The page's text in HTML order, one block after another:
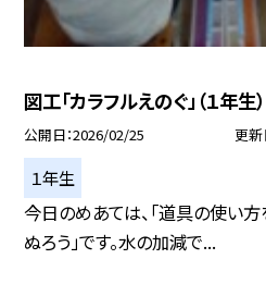
図工「カラフルえのぐ」（１年生）
公開日 2026/02/25 更新
１年生
今日のめあては、「道具の使い
ぬろう」です。水の加減で...